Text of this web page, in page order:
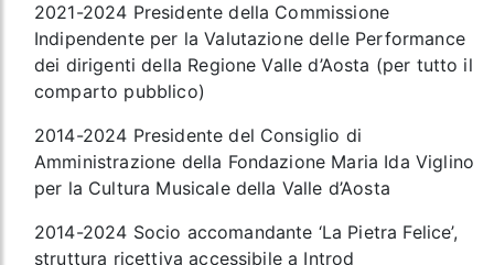
2021-2024 Presidente della Commissione
Indipendente per la Valutazione delle Performance
dei dirigenti della Regione Valle d’Aosta (per tutto il
comparto pubblico)
2014-2024 Presidente del Consiglio di
Amministrazione della Fondazione Maria Ida Viglino
per la Cultura Musicale della Valle d’Aosta
2014-2024 Socio accomandante ‘La Pietra Felice’,
struttura ricettiva accessibile a Introd